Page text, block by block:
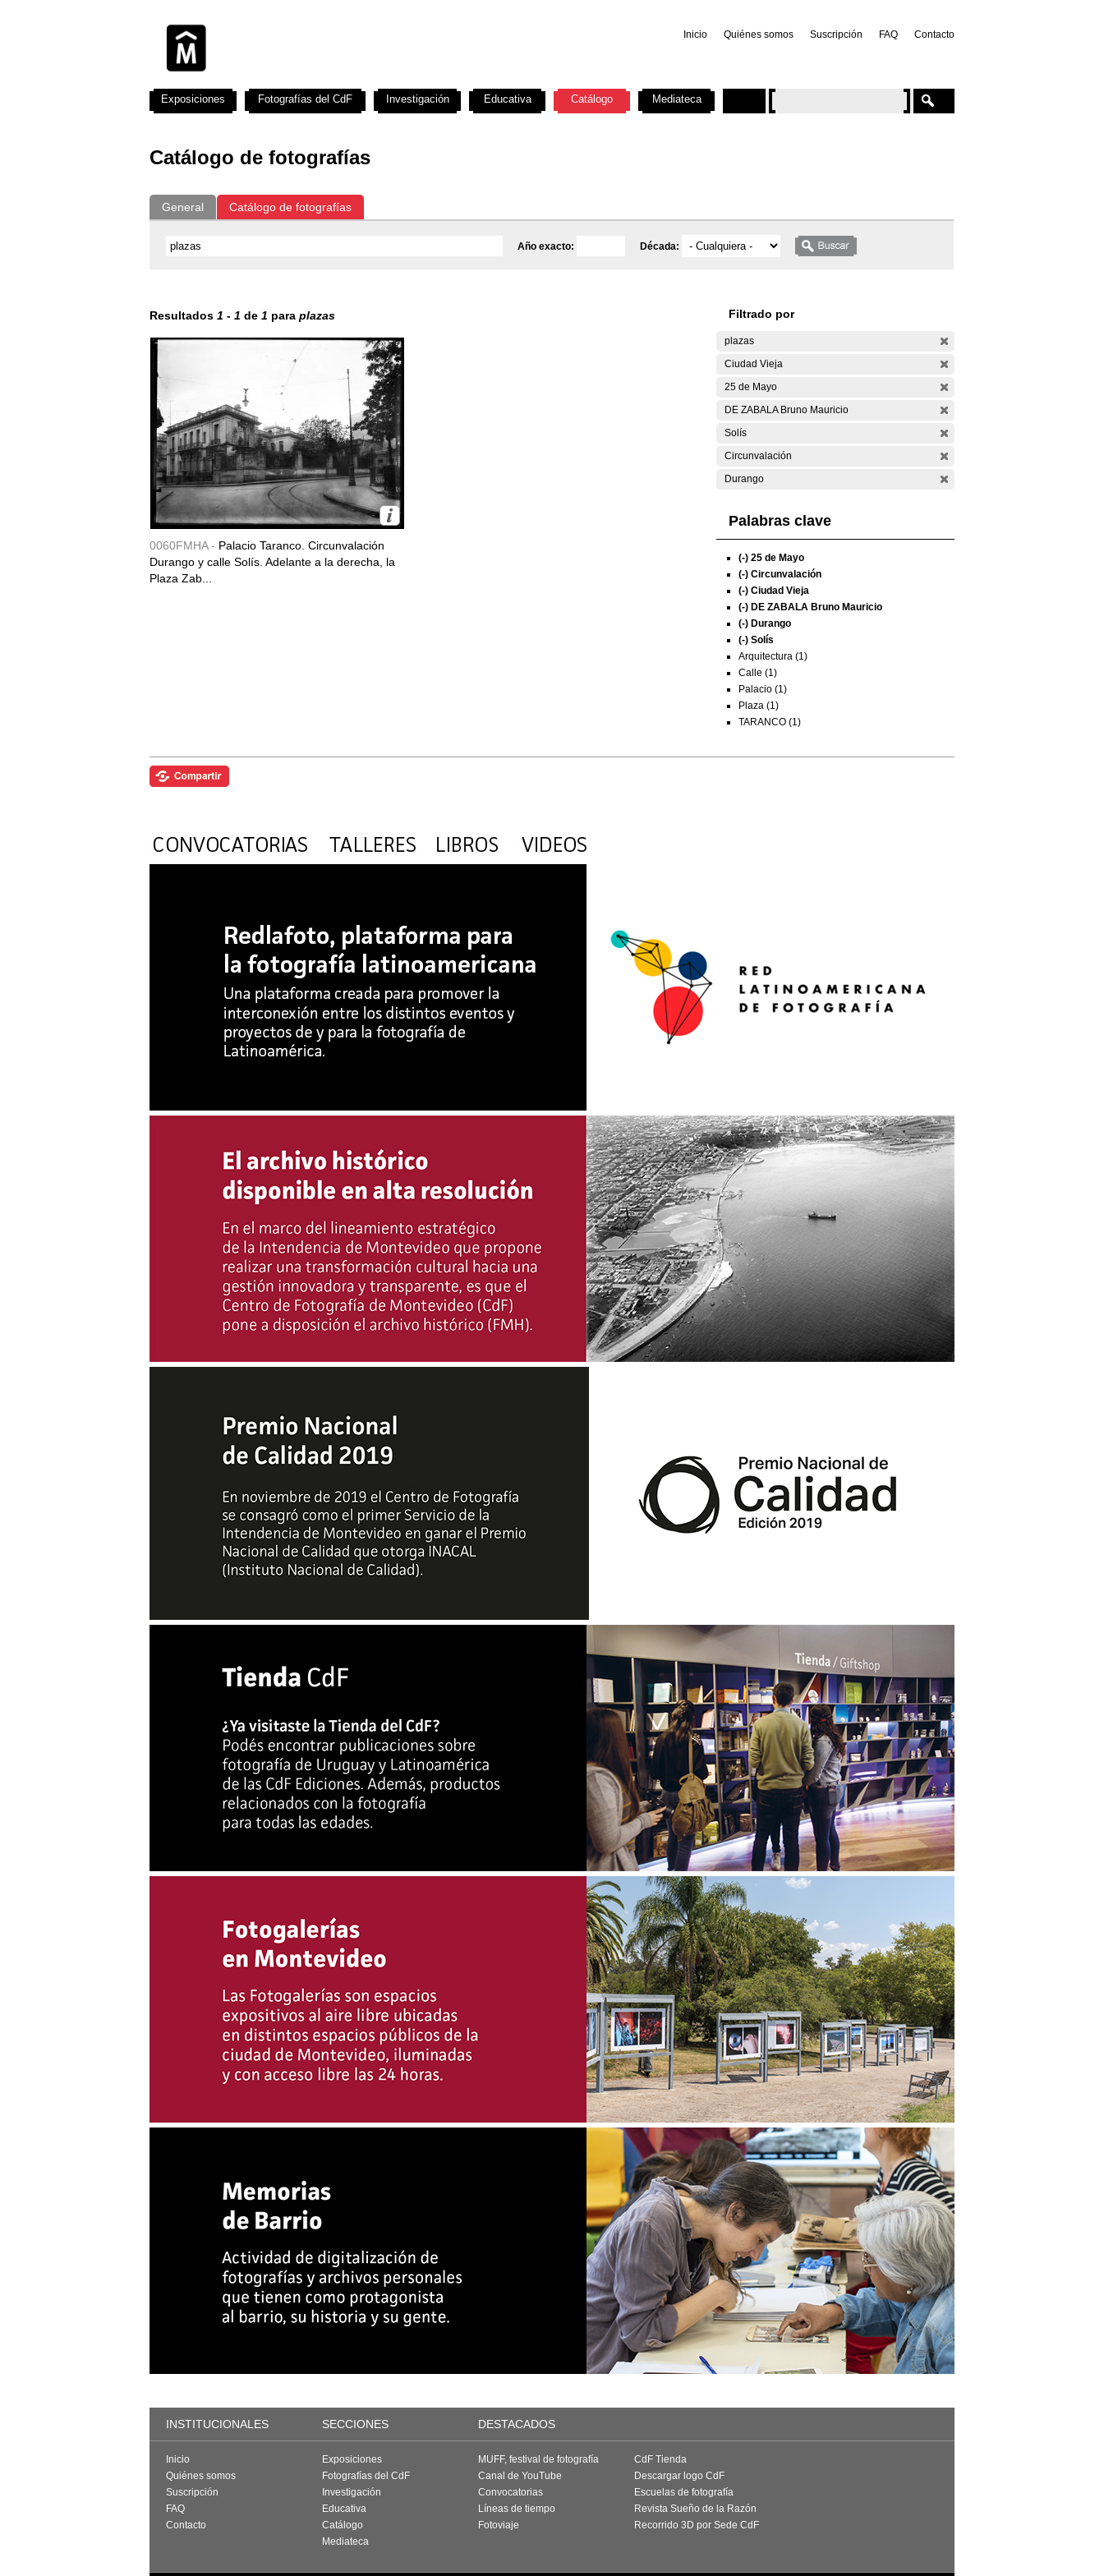
Inicio Quiénes somos Suscripción FAQ Contacto
Catálogo de fotografías
General Catálogo de fotografías
Año exacto: Década:
Resultados 1 - 1 de 1 para plazas
0060FMHA - Palacio Taranco. Circunvalación
Durango y calle Solís. Adelante a la derecha, la
Plaza Zab...
Filtrado por
plazas
Ciudad Vieja
25 de Mayo
DE ZABALA Bruno Mauricio
Solís
Circunvalación
Durango
Palabras clave
(-) 25 de Mayo
(-) Circunvalación
(-) Ciudad Vieja
(-) DE ZABALA Bruno Mauricio
(-) Durango
(-) Solís
Arquitectura (1)
Calle (1)
Palacio (1)
Plaza (1)
TARANCO (1)
Exposiciones Fotografías del CdF Investigación Educativa Catálogo Mediateca
INSTITUCIONALES SECCIONES DESTACADOS
Inicio
Quiénes somos
Suscripción
FAQ
Contacto
Exposiciones
Fotografías del CdF
Investigación
Educativa
Catálogo
Mediateca
MUFF, festival de fotografía
Canal de YouTube
Convocatorias
Líneas de tiempo
Fotoviaje
CdF Tienda
Descargar logo CdF
Escuelas de fotografía
Revista Sueño de la Razón
Recorrido 3D por Sede CdF